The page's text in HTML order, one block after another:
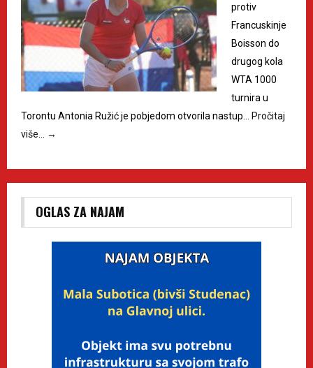
protiv
Francuskinje
Boisson do
drugog kola
WTA 1000
turnira u
Torontu Antonia Ružić je pobjedom otvorila nastup…
Pročitaj
više…
→
OGLAS ZA NAJAM